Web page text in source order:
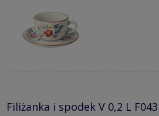
Filiżanka i spodek V 0,2 L